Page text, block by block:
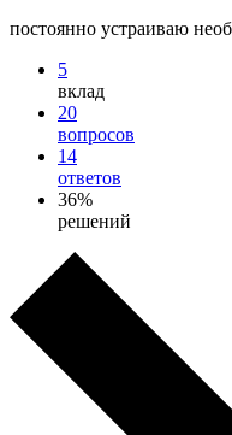
постоянно устраиваю
5
вклад
20
вопросов
14
ответов
36%
решений